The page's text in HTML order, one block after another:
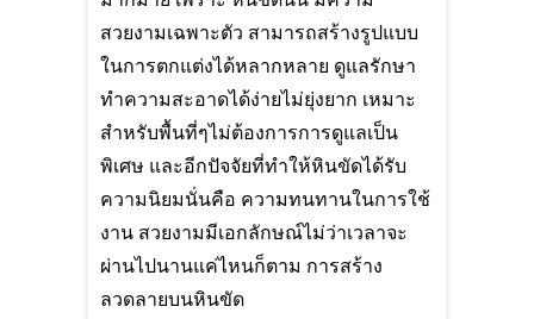
สวยงามเฉพาะตัว สามารถสร้างรูปแบบ
ในการตกแต่งได้หลากหลาย ดูแลรักษา
ทำความสะอาดได้ง่ายไม่ยุ่งยาก เหมาะ
สำหรับพื้นที่ๆไม่ต้องการการดูแลเป็น
พิเศษ และอีกปัจจัยที่ทำให้หินขัดได้รับ
ความนิยมนั่นคือ ความทนทานในการใช้
งาน สวยงามมีเอกลักษณ์ไม่ว่าเวลาจะ
ผ่านไปนานแค่ไหนก็ตาม การสร้าง
ลวดลายบนหินขัด